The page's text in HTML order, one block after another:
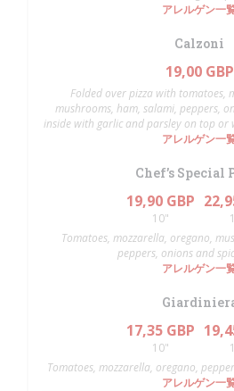
アレルゲン一
Calzoni
19,00 GBP
Folded over pizza with tomatoes,
mushrooms, ham, salami, peppers,
inside with garlic and parsley on top or
アレルゲン一
Chef’s Special
19,90 GBP
10"
Tomatoes, mozzarella, oregano,
peppers, onions and
アレルゲン一
17,35 GBP
10"
Tomatoes, mozzarella, oregano,
アレルゲン一